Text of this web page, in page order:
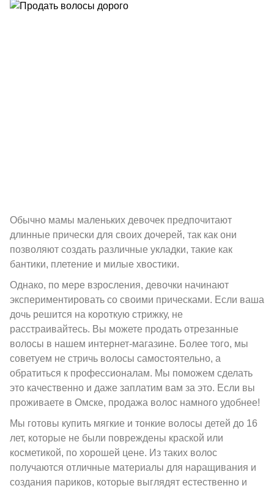
Обычно мамы маленьких девочек предпочитают
длинные прически для своих дочерей, так как они
позволяют создать различные укладки, такие как
бантики, плетение и милые хвостики.
Однако, по мере взросления, девочки начинают
экспериментировать со своими прическами. Если ваша
дочь решится на короткую стрижку, не
расстраивайтесь. Вы можете продать отрезанные
волосы в нашем интернет-магазине. Более того, мы
советуем не стричь волосы самостоятельно, а
обратиться к профессионалам. Мы поможем сделать
это качественно и даже заплатим вам за это. Если вы
проживаете в Омске, продажа волос намного удобнее!
Мы готовы купить мягкие и тонкие волосы детей до 16
лет, которые не были повреждены краской или
косметикой, по хорошей цене. Из таких волос
получаются отличные материалы для наращивания и
создания париков, которые выглядят естественно и